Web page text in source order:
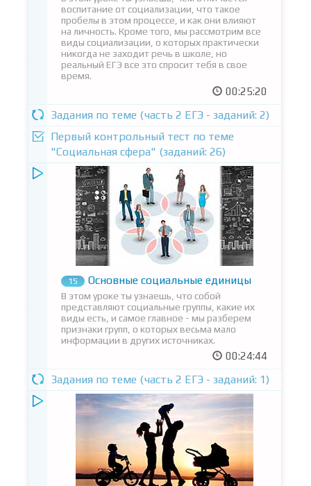
воспитание от социализации, что такое
пробелы в этом процессе, и как они влияют
на личность. Кроме того, мы рассмотрим все
виды социализации, о которых практически
никогда не заходит речь в школе, но
реальный ЕГЭ все это спросит тебя в свое
время.
00:25:20
Задания по теме (часть 2 ЕГЭ - заданий: 2)
Первый контрольный тест по теме
"Социальная сфера" (заданий: 26)
15 Основные социальные единицы
В этом уроке ты узнаешь, что собой
представляют социальные группы, какие их
виды есть, и самое главное - мы разберем
признаки групп, о которых весьма мало
информации в других источниках.
00:24:44
Задания по теме (часть 2 ЕГЭ - заданий: 1)